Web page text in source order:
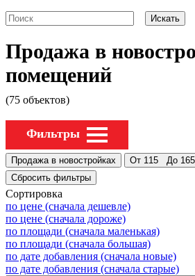
Продажа в
помещений
(75 объектов)
Фильтры
Сортировка
по цене (сначала дешевле)
по цене (сначала дороже)
по площади (сначала маленькая)
по площади (сначала большая)
по дате добавления (сначала новые)
по дате добавления (сначала старые)